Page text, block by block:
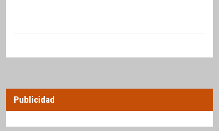
Publicidad